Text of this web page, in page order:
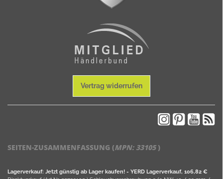
Vertrag widerrufen
SEITEN-ZUSAMMENFASSUNG (MPN: 33105)
Lagerverkauf: Jetzt günstig ab Lager kaufen! - YERD Lagerverkauf, 106,82 €